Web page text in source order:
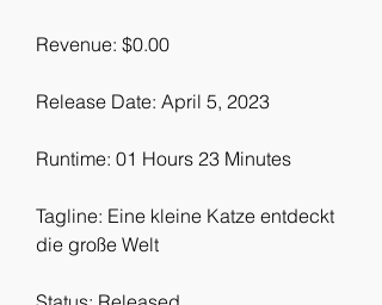
Revenue: $0.00
Release Date: April 5, 2023
Runtime: 01 Hours 23 Minutes
Tagline: Eine kleine Katze entdeckt
die große Welt